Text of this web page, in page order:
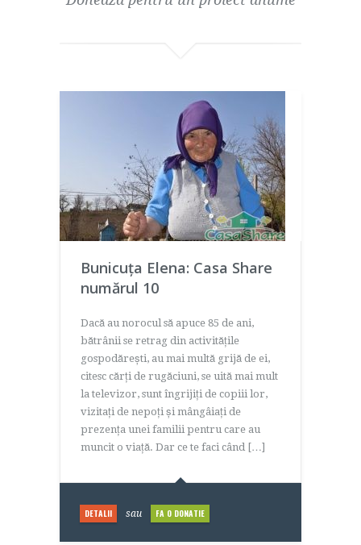
Bunicuța Elena: Casa Share
numărul 10
Dacă au norocul să apuce 85 de ani,
bătrânii se retrag din activitățile
gospodărești, au mai multă grijă de ei,
citesc cărți de rugăciuni, se uită mai mult
la televizor, sunt îngrijiți de copiii lor,
vizitați de nepoți și mângâiați de
prezența unei familii pentru care au
muncit o viață. Dar ce te faci când […]
DETALII sau FA O DONATIE